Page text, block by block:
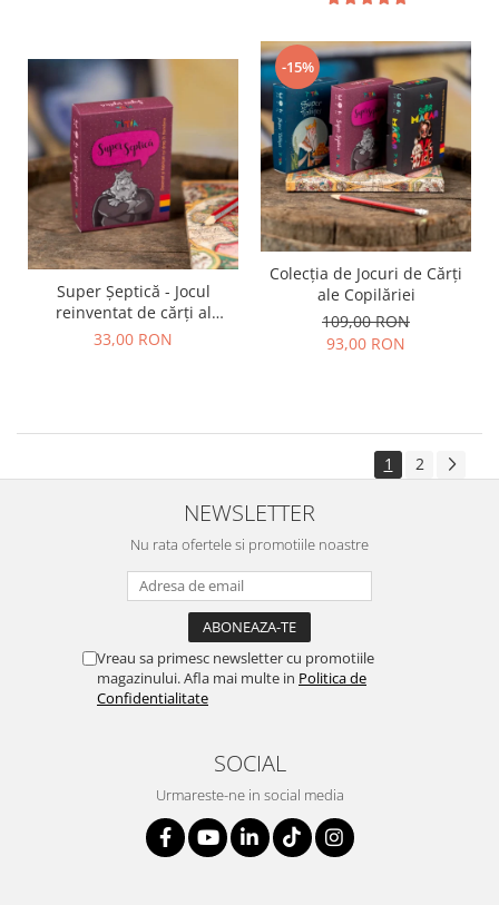
-15%
Colecția de Jocuri de Cărți
ale Copilăriei
109,00 RON
93,00 RON
Super Șeptică - Jocul
reinventat de cărți al
copilăriei
33,00 RON
1 2
NEWSLETTER
Nu rata ofertele si promotiile noastre
Vreau sa primesc newsletter cu promotiile
magazinului. Afla mai multe in Politica de
Confidentialitate
SOCIAL
Urmareste-ne in social media